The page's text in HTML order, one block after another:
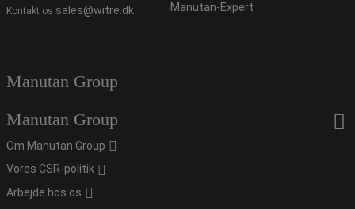
Kontakt os sales@witre.dk
Manutan-Expert
Manutan Group
Manutan Group
Om Manutan Group
Vores CSR-politik
Arbejde hos os